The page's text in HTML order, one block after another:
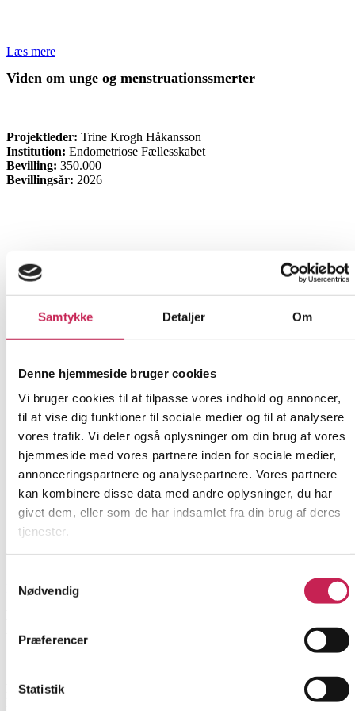
Samtykke Detaljer Om
Denne hjemmeside bruger cookies
Vi bruger cookies til at tilpasse vores indhold og annoncer,
til at vise dig funktioner til sociale medier og til at analysere
vores trafik. Vi deler også oplysninger om din brug af vores
hjemmeside med vores partnere inden for sociale medier,
annonceringspartnere og analysepartnere. Vores partnere
kan kombinere disse data med andre oplysninger, du har
givet dem, eller som de har indsamlet fra din brug af deres
tjenester.
Nødvendig
Præferencer
Statistik
Læs mere
Viden om unge og menstruationssmerter
Projektleder: Trine Krogh Håkansson
Institution: Endometriose Fællesskabet
Bevilling: 350.000
Bevillingsår: 2026
Læs mere
Projektleder:
Efter- og videreuddannelse, VIA University College